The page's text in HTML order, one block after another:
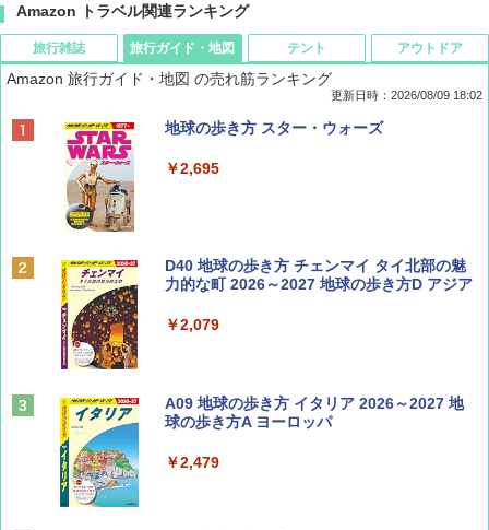
Amazon トラベル関連ランキング
旅行雑誌
BE-PAL(ビ-パル) 2026年 9 月号【特別付録:
ディズニーファン ２０２６年 ９月号 [雑
誌] (ＤＩＳＮＥＹ ＦＡＮ)
￥713
山と溪谷 2026年8月号「南アルプス大全」
旅行ガイド・地図
Amazon 旅行ガイド・地図 の売れ筋ランキング
更新日時：2026/08/09 18:02
地球の歩き方 スター・ウォーズ
￥2,695
D40 地球の歩き方 チェンマイ タイ北部の魅
力的な町 2026～2027 地球の歩き方D アジア
￥2,079
A09 地球の歩き方 イタリア 2026～2027 地
球の歩き方A ヨーロッパ
￥2,479
テント アウトドア